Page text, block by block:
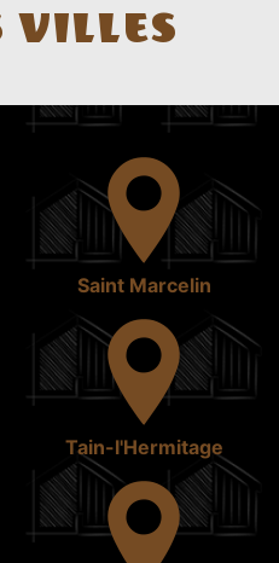
VILLES
Saint Marcelin
Tain-l'Hermitage